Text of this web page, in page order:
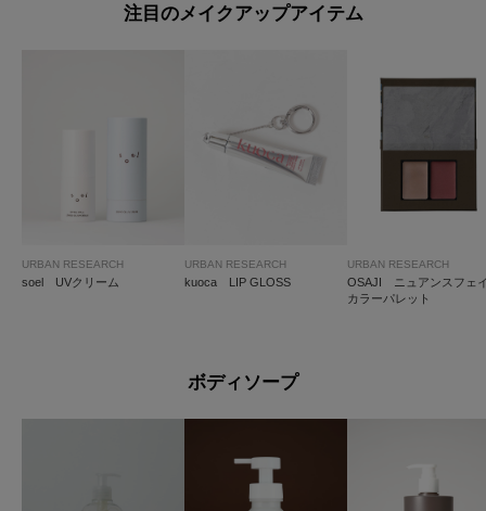
注目のメイクアップアイテム
URBAN RESEARCH
soel UVクリーム
URBAN RESEARCH
kuoca LIP GLOSS
URBAN RESEARCH
OSAJI ニュアンスフェ
カラーパレット
ボディソープ